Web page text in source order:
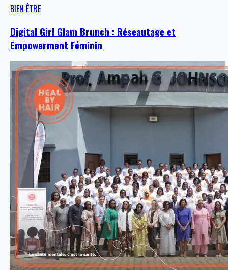
BIEN ÊTRE
Digital Girl Glam Brunch : Réseautage et
Empowerment Féminin